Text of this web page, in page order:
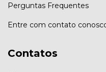
Perguntas Frequentes
Entre com contato
Contatos